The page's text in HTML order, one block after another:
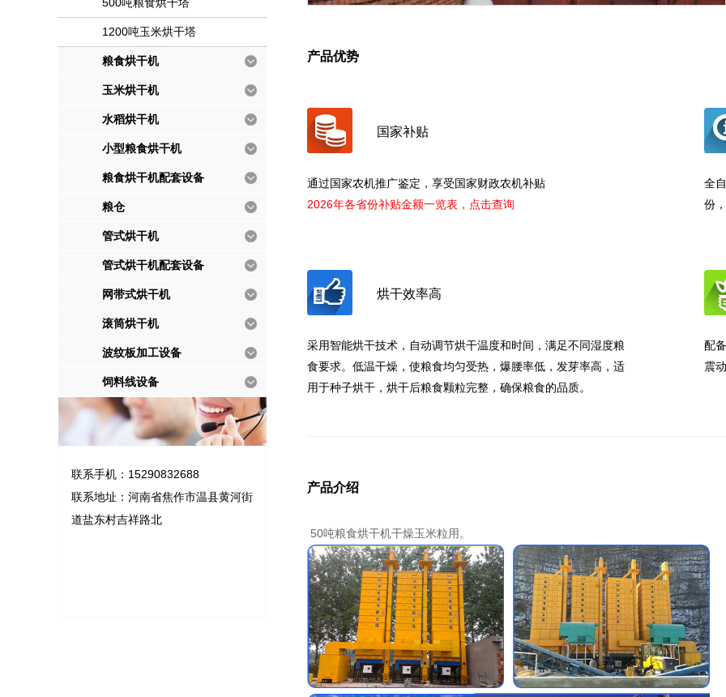
1200吨玉米烘干塔
粮食烘干机
玉米烘干机
水稻烘干机
小型粮食烘干机
粮食烘干机配套设备
粮仓
管式烘干机
管式烘干机配套设备
网带式烘干机
滚筒烘干机
波纹板加工设备
饲料线设备
联系手机：15290832688
联系地址：河南省焦作市温县黄河街
道盐东村吉祥路北
产品优势
国家补贴
通过国家农机推广鉴定，享受国家财政农机补贴
2026年各省份补贴金额一览表，点击查询
全
份
烘干效率高
采用智能烘干技术，自动调节烘干温度和时间，满足不同湿度粮
食要求。低温干燥，使粮食均匀受热，爆腰率低，发芽率高，适
用于种子烘干，烘干后粮食颗粒完整，确保粮食的品质。
配
震
产品介绍
50吨粮食烘干机干燥玉米粒用。